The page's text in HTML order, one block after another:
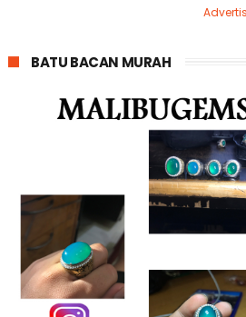
BATU BACAN MURAH